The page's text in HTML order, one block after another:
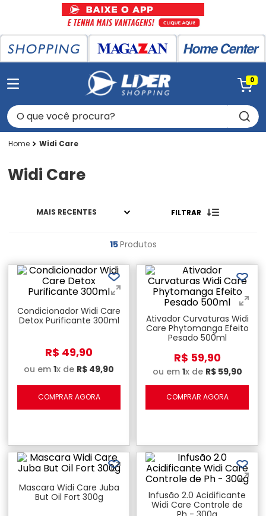
0
O que você procura?
Widi Care
Widi Care
MAIS RECENTES FILTRAR
15Produtos
Condicionador Widi Care
Detox Purificante 300ml
R$ 49,90
ou em 1x de R$ 49,90
COMPRAR AGORA
Ativador Curvaturas Widi
Care Phytomanga Efeito
Pesado 500ml
R$ 59,90
ou em 1x de R$ 59,90
COMPRAR AGORA
Mascara Widi Care Juba
But Oil Fort 300g
Infusão 2.0 Acidificante
Widi Care Controle de